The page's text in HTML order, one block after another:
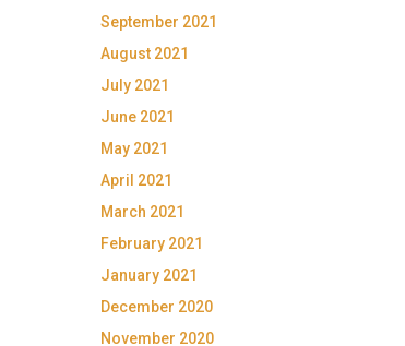
September 2021
August 2021
July 2021
June 2021
May 2021
April 2021
March 2021
February 2021
January 2021
December 2020
November 2020